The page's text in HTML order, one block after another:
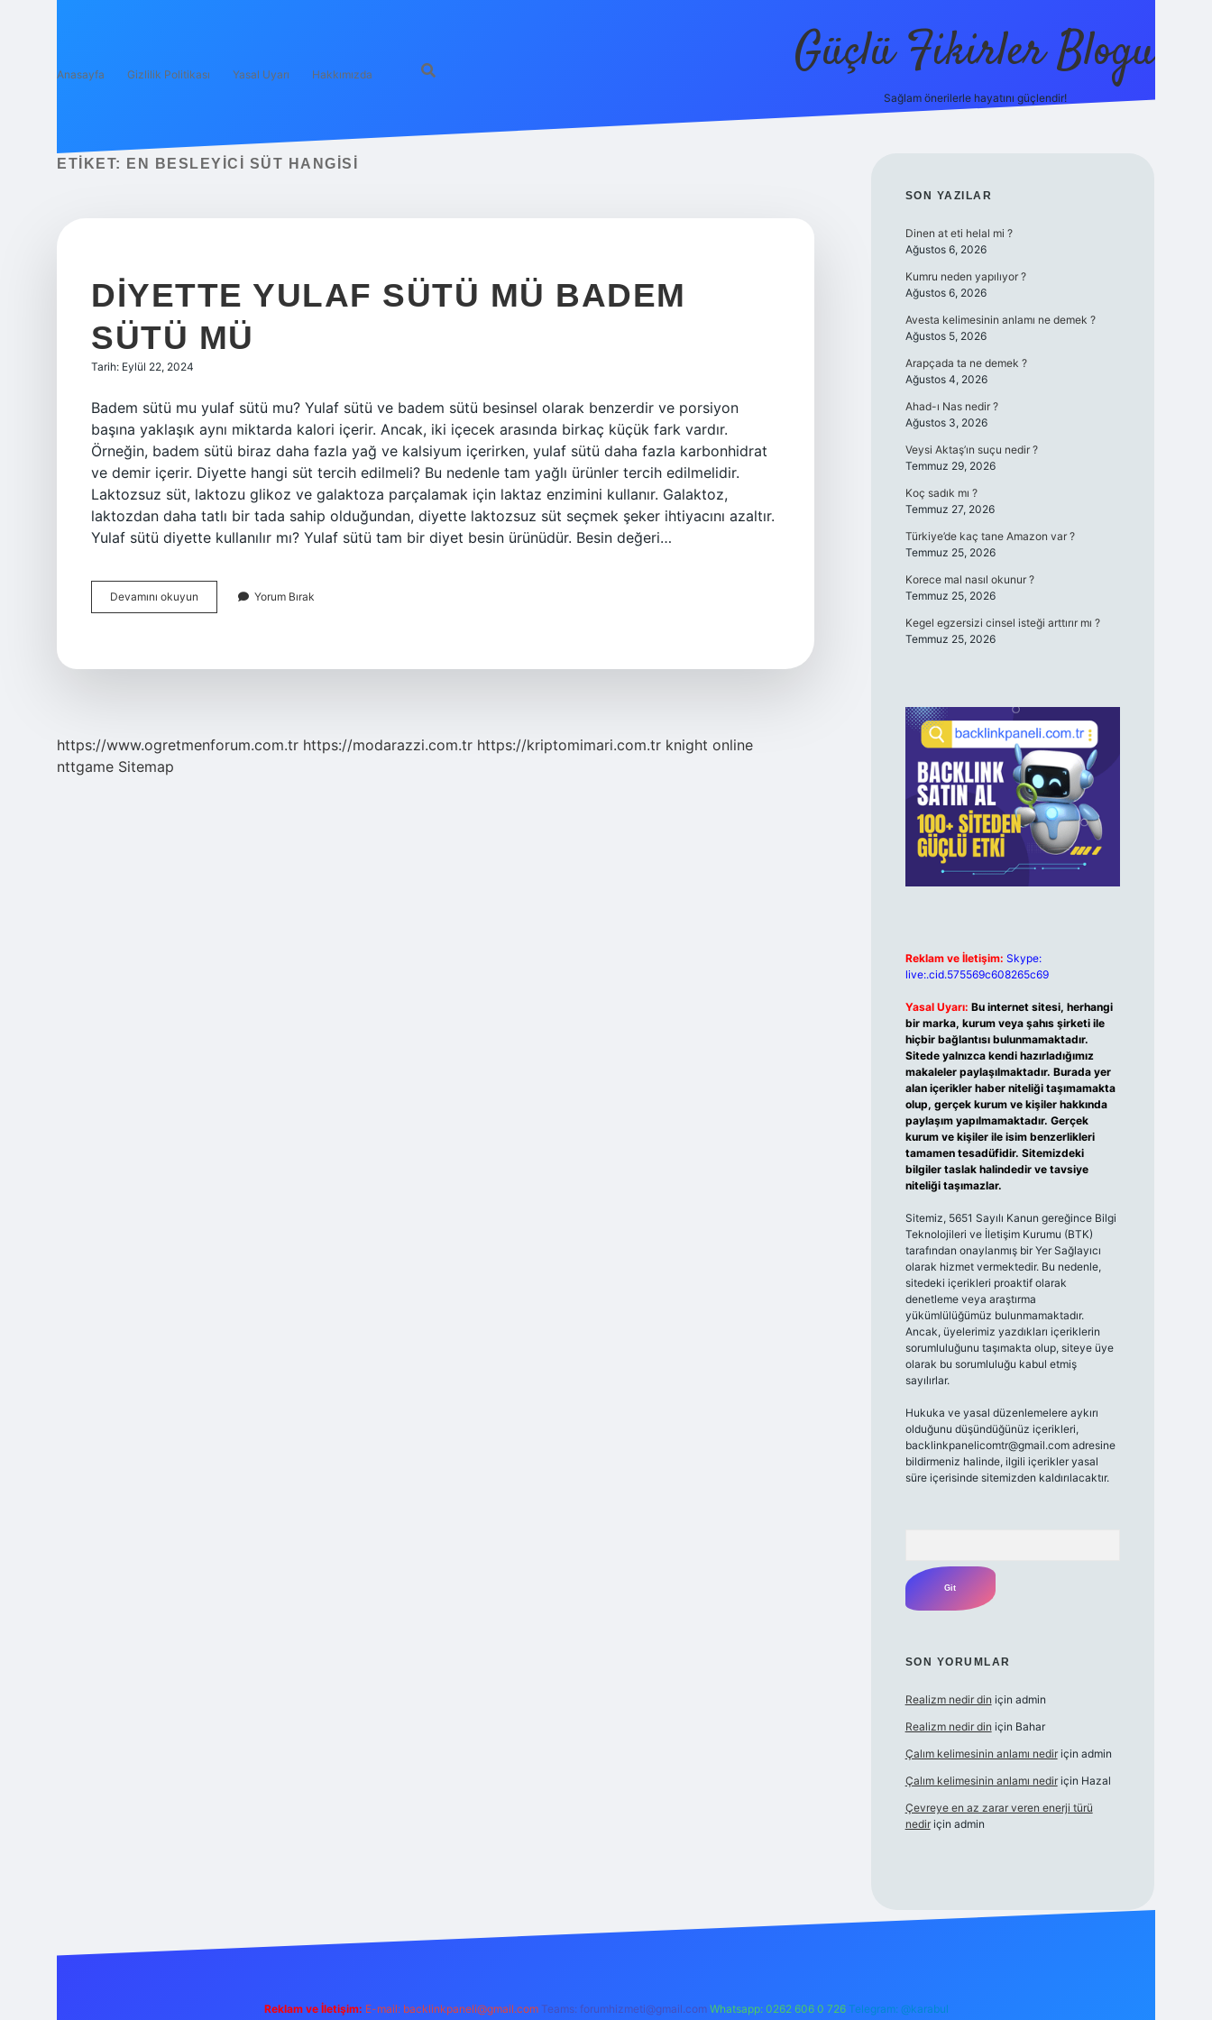
Anasayfa Gizlilik Politikası Yasal Uyarı Hakkımızda Güçlü Fikirler Blogu
Sağlam önerilerle hayatını güçlendir!
ETIKET: EN BESLEYICI SÜT HANGISI
DIYETTE YULAF SÜTÜ MÜ BADEM
SÜTÜ MÜ
Tarih: Eylül 22, 2024
Badem sütü mu yulaf sütü mu? Yulaf sütü ve badem sütü besinsel olarak benzerdir ve porsiyon
başına yaklaşık aynı miktarda kalori içerir. Ancak, iki içecek arasında birkaç küçük fark vardır.
Örneğin, badem sütü biraz daha fazla yağ ve kalsiyum içerirken, yulaf sütü daha fazla karbonhidrat
ve demir içerir. Diyette hangi süt tercih edilmeli? Bu nedenle tam yağlı ürünler tercih edilmelidir.
Laktozsuz süt, laktozu glikoz ve galaktoza parçalamak için laktaz enzimini kullanır. Galaktoz,
laktozdan daha tatlı bir tada sahip olduğundan, diyette laktozsuz süt seçmek şeker ihtiyacını azaltır.
Yulaf sütü diyette kullanılır mı? Yulaf sütü tam bir diyet besin ürünüdür. Besin değeri…
Devamını okuyun
Yulaf
Yorum Bırak
https://www.ogretmenforum.com.tr https://modarazzi.com.tr https://kriptomimari.com.tr knight online
nttgame Sitemap
SIDEBAR
SON YAZILAR
Dinen at eti helal mi ?
Ağustos 6, 2026
Kumru neden yapılıyor ?
Ağustos 6, 2026
Avesta kelimesinin anlamı ne demek ?
Ağustos 5, 2026
Arapçada ta ne demek ?
Ağustos 4, 2026
Ahad-ı Nas nedir ?
Ağustos 3, 2026
Veysi Aktaş’ın suçu nedir ?
Temmuz 29, 2026
Koç sadık mı ?
Temmuz 27, 2026
Türkiye’de kaç tane Amazon var ?
Temmuz 25, 2026
Korece mal nasıl okunur ?
Temmuz 25, 2026
Kegel egzersizi cinsel isteği arttırır mı ?
Temmuz 25, 2026
Reklam ve İletişim: Skype:
live:.cid.575569c608265c69
Yasal Uyarı: Bu internet sitesi, herhangi
bir marka, kurum veya şahıs şirketi ile
hiçbir bağlantısı bulunmamaktadır.
Sitede yalnızca kendi hazırladığımız
makaleler paylaşılmaktadır. Burada yer
alan içerikler haber niteliği taşımamakta
olup, gerçek kurum ve kişiler hakkında
paylaşım yapılmamaktadır. Gerçek
kurum ve kişiler ile isim benzerlikleri
tamamen tesadüfidir. Sitemizdeki
bilgiler taslak halindedir ve tavsiye
niteliği taşımazlar.
Sitemiz, 5651 Sayılı Kanun gereğince Bilgi
Teknolojileri ve İletişim Kurumu (BTK)
tarafından onaylanmış bir Yer Sağlayıcı
olarak hizmet vermektedir. Bu nedenle,
sitedeki içerikleri proaktif olarak
denetleme veya araştırma
yükümlülüğümüz bulunmamaktadır.
Ancak, üyelerimiz yazdıkları içeriklerin
sorumluluğunu taşımakta olup, siteye üye
olarak bu sorumluluğu kabul etmiş
sayılırlar.
Hukuka ve yasal düzenlemelere aykırı
olduğunu düşündüğünüz içerikleri,
backlinkpanelicomtr@gmail.comadresine
bildirmeniz halinde, ilgili içerikler yasal
süre içerisinde sitemizden kaldırılacaktır.
SON YORUMLAR
Realizm nedir din için admin
Realizm nedir din için Bahar
Çalım kelimesinin anlamı nediriçin admin
Çalım kelimesinin anlamı nediriçin Hazal
Çevreye en az zarar veren enerji türü
nediriçin admin
Reklam ve İletişim: E-mail: backlinkpaneli@gmail.com Teams: forumhizmeti@gmail.com Whatsapp: 0262 606 0 726 Telegram: @karabul